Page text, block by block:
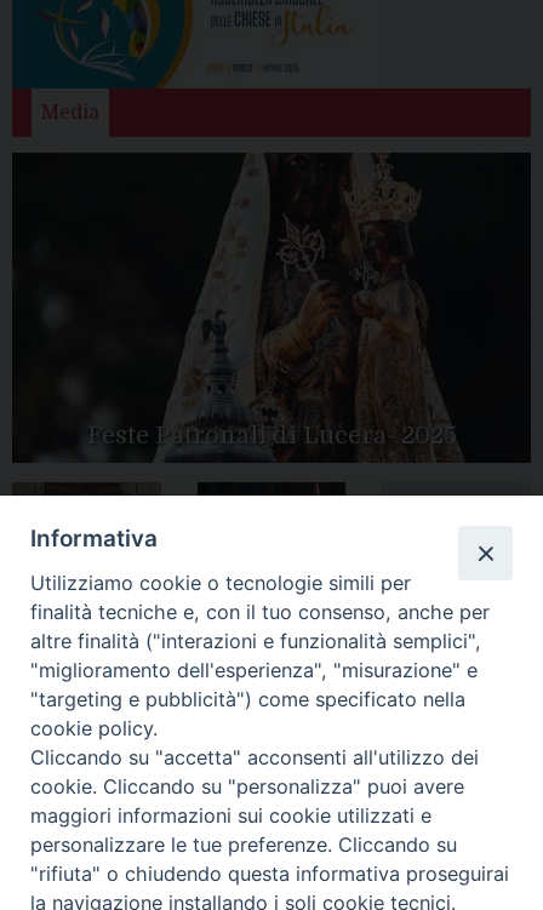
Media
Feste Patronali di Lucera- 2025
Apertura Anno
Giubilare 2025
Mariae in Diocesi
Tutte le gallery
CONTATTI:
LUCERA: Piazza Duomo, 13 - 71036 Lucera (FG) − tel.
0881/520882 - e-mail: info@diocesiluceratroia.it
Segreteria del
Vescovo: tel/fax 0881/522244 - e-mail:
vescovo@diocesiluceratroia.it
TROIA : Piazza Episcopio - 71029 Troia (FG) − tel. 0881/977051
Informativa
Utilizziamo cookie o tecnologie simili per
finalità tecniche e, con il tuo consenso, anche per
altre finalità ("interazioni e funzionalità semplici",
"miglioramento dell'esperienza", "misurazione" e
"targeting e pubblicità") come specificato nella
cookie policy.
Cliccando su "accetta" acconsenti all'utilizzo dei
cookie. Cliccando su "personalizza" puoi avere
maggiori informazioni sui cookie utilizzati e
personalizzare le tue preferenze. Cliccando su
"rifiuta" o chiudendo questa informativa proseguirai
la navigazione installando i soli cookie tecnici.